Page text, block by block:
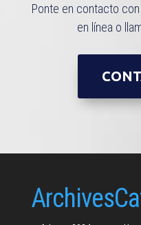
Ponte en contacto
en línea o
Archives